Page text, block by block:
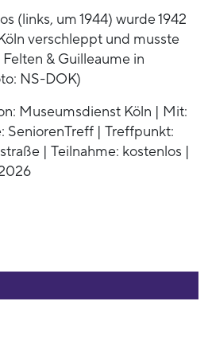
(links, um 1944) wurde 1942
verschleppt und musste
& Guilleaume in
NS-DOK)
Museumsdienst Köln | Mit:
SeniorenTreff | Treffpunkt:
| Teilnahme: kostenlos |